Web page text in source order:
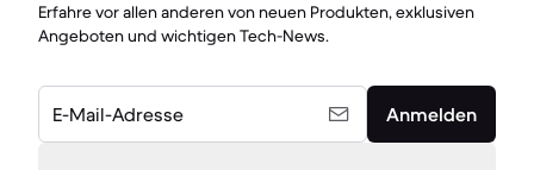
Erfahre vor allen anderen von neuen Produkten, exklusiven
Angeboten und wichtigen Tech-News.
E-Mail-Adresse Anmelden